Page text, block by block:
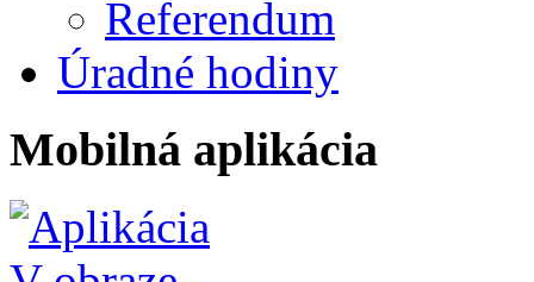
Referendum
Úradné hodiny
Mobilná aplikácia